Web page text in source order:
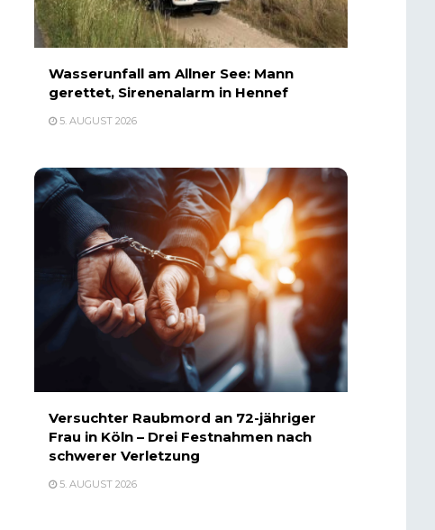
Wasserunfall am Allner See: Mann
gerettet, Sirenenalarm in Hennef
5. AUGUST 2026
Versuchter Raubmord an 72-jähriger
Frau in Köln – Drei Festnahmen nach
schwerer Verletzung
5. AUGUST 2026